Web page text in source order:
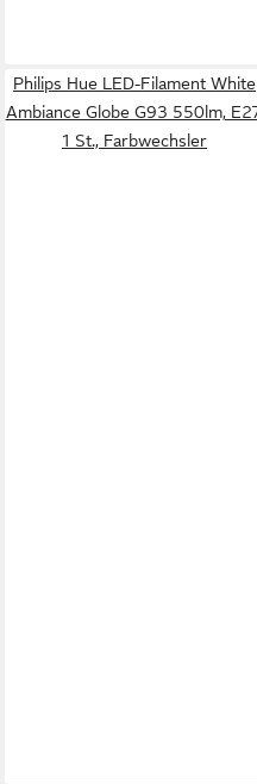
Philips Hue LED-Filament White
Ambiance Globe G93 550lm,
1 St., Farbwechsler